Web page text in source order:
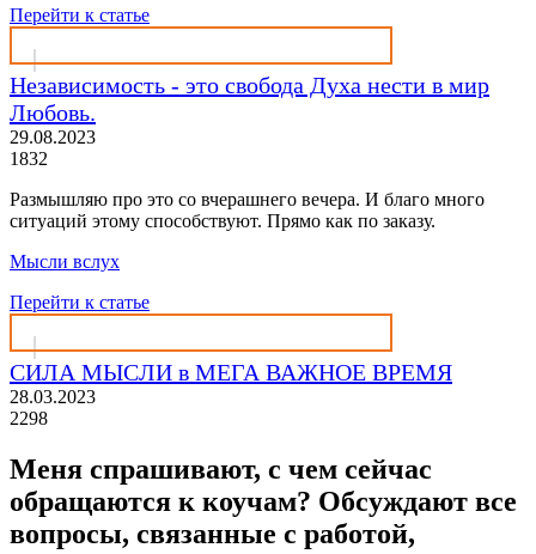
Перейти к статье
Независимость - это свобода Духа нести в мир
Любовь.
29.08.2023
1832
Размышляю про это со вчерашнего вечера. И благо много
ситуаций этому способствуют. Прямо как по заказу.
Мысли вслух
Перейти к статье
СИЛА МЫСЛИ в МЕГА ВАЖНОЕ ВРЕМЯ
28.03.2023
2298
Меня спрашивают, с чем сейчас
обращаются к коучам? Обсуждают все
вопросы, связанные с работой,